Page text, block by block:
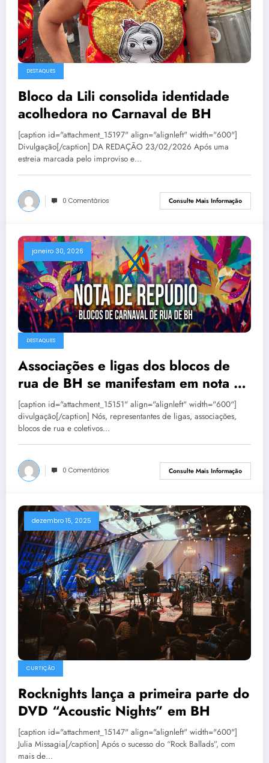
DESTAQUES
Bloco da Lili consolida identidade
acolhedora no Carnaval de BH
[caption id="attachment_15197" align="alignleft" width="600"]
Divulgação[/caption] DA REDAÇÃO 23/02/2026 Após uma
estreia marcada pelo improviso e…
0 Comentários Consulte Mais Informação
janeiro 30, 2026
DESTAQUES
Associações e ligas dos blocos de
rua de BH se manifestam em nota de
repúdio
[caption id="attachment_15151" align="alignleft" width="600"]
divulgação[/caption] Nós, representantes de ligas, associações,
blocos de rua e coletivos…
0 Comentários Consulte Mais Informação
dezembro 15, 2025
CURTIÇÃO
Rocknights lança a primeira parte do
DVD “Acoustic Nights” em BH
[caption id="attachment_15147" align="alignleft" width="600"]
Julia Missagia[/caption] Após o sucesso do “Rock Ballads”, com
mais de…